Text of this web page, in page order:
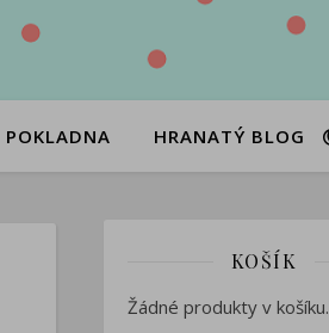
POKLADNA HRANATÝ BLOG
KOŠÍK
Žádné produkty v košíku.